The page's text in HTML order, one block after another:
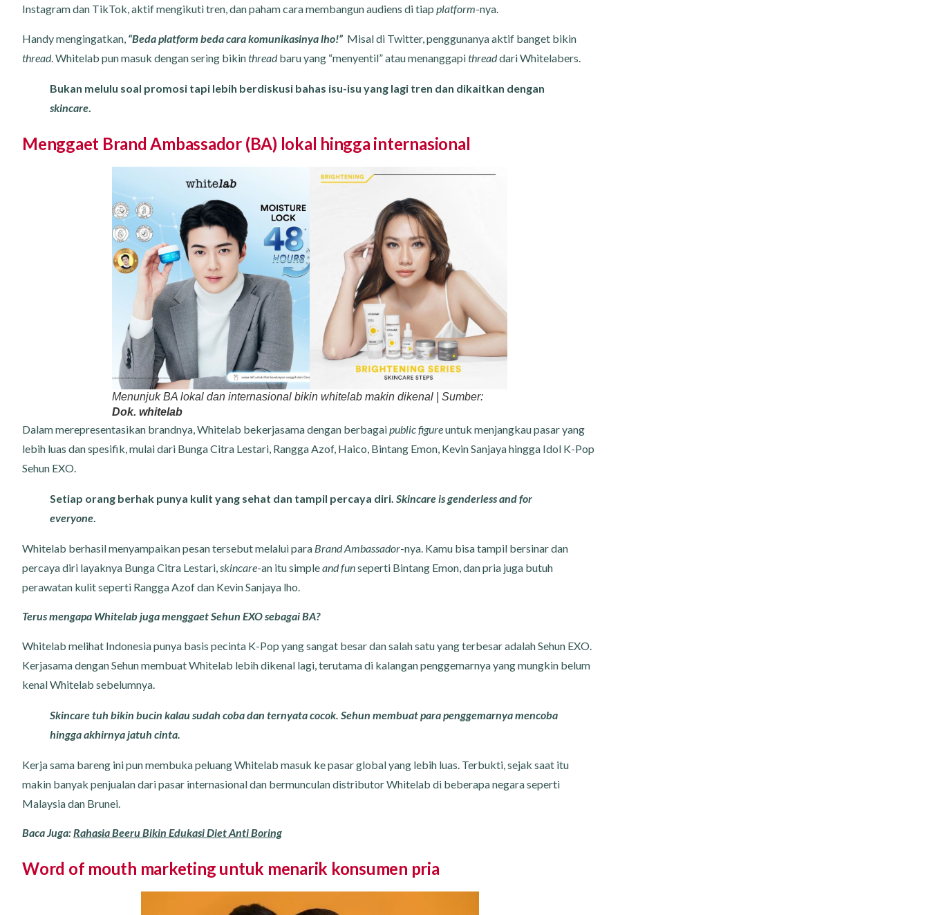
Instagram dan TikTok, aktif mengikuti tren, dan paham cara membangun audiens di tiap platform-nya.
Handy mengingatkan, “Beda platform beda cara komunikasinya lho!” Misal di Twitter, penggunanya aktif banget bikin
thread. Whitelab pun masuk dengan sering bikinthreadbaru yang “menyentil” atau menanggapithreaddari Whitelabers.
Bukan melulu soal promosi tapi lebih berdiskusi bahas isu-isu yang lagi tren dan dikaitkan dengan
skincare
Menggaet Brand Ambassador (BA) lokal hingga internasional
Menunjuk BA lokal dan internasional bikin whitelab makin dikenal | Sumber:
Dok. whitelab
Dalam merepresentasikan brandnya, Whitelab bekerjasama dengan berbagaipublic figureuntuk menjangkau pasar yang
lebih luas dan spesifik, mulai dari Bunga Citra Lestari, Rangga Azof, Haico, Bintang Emon, Kevin Sanjaya hingga Idol K-Pop
Sehun EXO.
Setiap orang berhak punya kulit yang sehat dan tampil percaya diri. Skincare is genderless and for
everyone.
Whitelab berhasil menyampaikan pesan tersebut melalui para Brand Ambassador-nya. Kamu bisa tampil bersinar dan
percaya diri layaknya Bunga Citra Lestari,skincare-an itu simpleand funseperti Bintang Emon, dan pria juga butuh
perawatan kulit seperti Rangga Azof dan Kevin Sanjaya lho.
Terus mengapa Whitelab juga menggaet Sehun EXO sebagai BA?
Whitelab melihat Indonesia punya basis pecinta K-Pop yang sangat besar dan salah satu yang terbesar adalah Sehun EXO.
Kerjasama dengan Sehun membuat Whitelab lebih dikenal lagi, terutama di kalangan penggemarnya yang mungkin belum
kenal Whitelab sebelumnya.
Skincare tuh bikin bucin kalau sudah coba dan ternyata cocok. Sehun membuat para penggemarnya mencoba
hingga akhirnya jatuh cinta.
Kerja sama bareng ini pun membuka peluang Whitelab masuk ke pasar global yang lebih luas. Terbukti, sejak saat itu
makin banyak penjualan dari pasar internasional dan bermunculan distributor Whitelab di beberapa negara seperti
Malaysia dan Brunei.
Baca Juga:Rahasia Beeru Bikin Edukasi Diet Anti Boring
Word of mouth marketing untuk menarik konsumen pria